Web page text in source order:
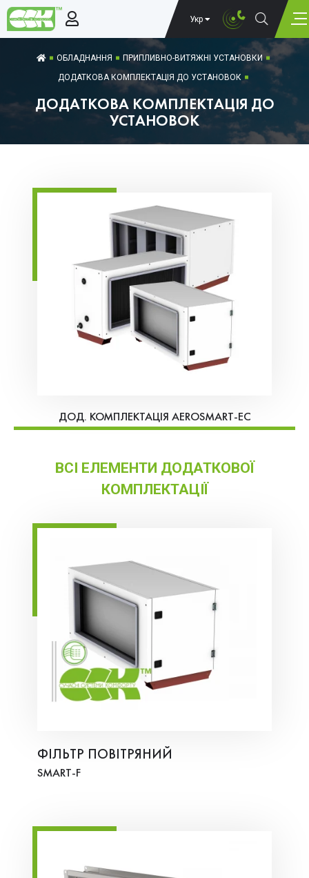
Укр
ОБЛАДНАННЯ
ПРИПЛИВНО-ВИТЯЖНІ УСТАНОВКИ
ДОДАТКОВА КОМПЛЕКТАЦІЯ ДО УСТАНОВОК
ДОДАТКОВА КОМПЛЕКТАЦІЯ ДО
УСТАНОВОК
ДОД. КОМПЛЕКТАЦІЯ AEROSMART-EC
ВСІ ЕЛЕМЕНТИ ДОДАТКОВОЇ
КОМПЛЕКТАЦІЇ
ФІЛЬТР ПОВІТРЯНИЙ
SMART-F